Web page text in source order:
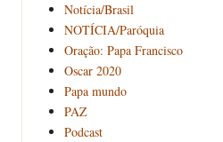
Notícia/Brasil
NOTÍCIA/Paróquia
Oração: Papa Francisco
Oscar 2020
Papa mundo
PAZ
Podcast